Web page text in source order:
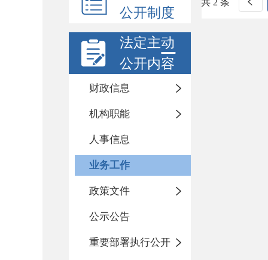
公开制度
法定主动
公开内容
财政信息
机构职能
人事信息
业务工作
政策文件
公示公告
重要部署执行公开
共 2 条